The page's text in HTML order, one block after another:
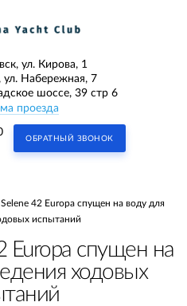
ул. Кирова, 1
ул. Набережная, 7
шоссе, 39 стр 6
проезда
ОБРАТНЫЙ ЗВОНОК
42 Europa спущен на воду для
испытаний
Europa спущен на
ходовых